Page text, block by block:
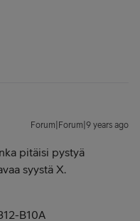
Forum|Forum|9 years ago
pitäisi pystyä
syystä X.
B10A